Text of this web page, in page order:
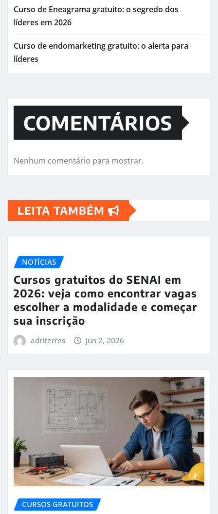
Curso de Eneagrama gratuito: o segredo dos
líderes em 2026
Curso de endomarketing gratuito: o alerta para
líderes
COMENTÁRIOS
Nenhum comentário para mostrar.
LEITA TAMBÉM
NOTÍCIAS
Cursos gratuitos do SENAI em
2026: veja como encontrar vagas
escolher a modalidade e começar
sua inscrição
adriterres jun 2, 2026
CURSOS GRATUITOS